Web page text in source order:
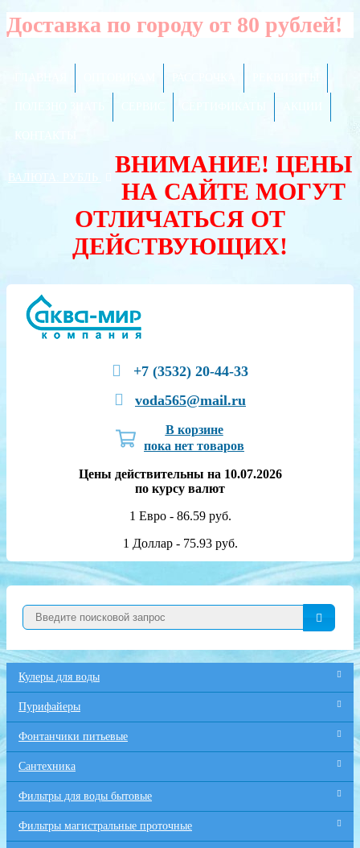
Доставка по городу от 80 рублей!
ВАЛЮТА:
ВНИМАНИЕ! ЦЕНЫ
НА САЙТЕ МОГУТ
ОТЛИЧАТЬСЯ ОТ
ДЕЙСТВУЮЩИХ!
+7 (3532) 20-44-33
voda565@mail.ru
В корзине
пока нет товаров
Цены действительны на 10.07.2026
по курсу валют
1 Евро - 86.59 руб.
1 Доллар - 75.93 руб.
Кулеры для воды
Пурифайеры
Фонтанчики питьевые
Сантехника
Фильтры для воды бытовые
Фильтры магистральные проточные